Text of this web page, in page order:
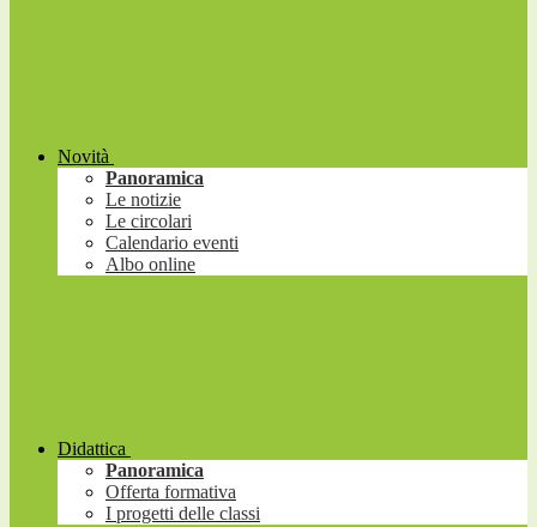
Novità
Panoramica
Le notizie
Le circolari
Calendario eventi
Albo online
Didattica
Panoramica
Offerta formativa
I progetti delle classi